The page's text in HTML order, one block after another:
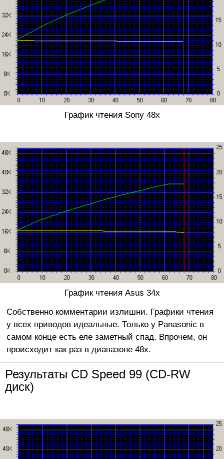
График чтения Sony 48x
График чтения Asus 34x
Собственно комментарии излишни. Графики чтения
у всех приводов идеальные. Только у Panasonic в
самом конце есть еле заметный спад. Впрочем, он
происходит как раз в диапазоне 48x.
Результаты CD Speed 99 (CD-RW
диск)